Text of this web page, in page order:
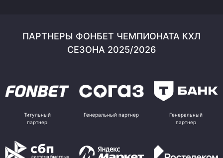
ПАРТНЕРЫ ФОНБЕТ ЧЕМПИОНАТА КХЛ
СЕЗОНА 2025/2026
Титульный
партнер
Генеральный партнер
Генеральный
партнер